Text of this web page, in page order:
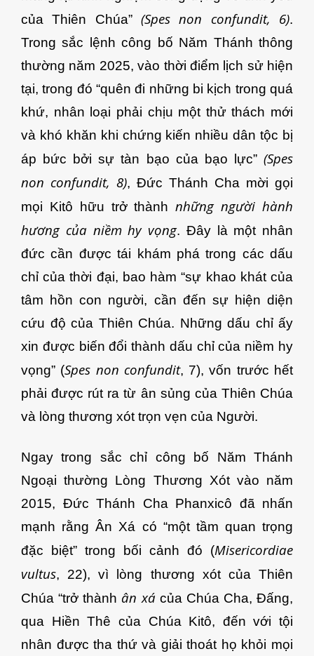
của Thiên Chúa” (Spes non confundit, 6).
Trong sắc lệnh công bố Năm Thánh thông
thường năm 2025, vào thời điểm lịch sử hiện
tại, trong đó “quên đi những bi kịch trong quá
khứ, nhân loại phải chịu một thử thách mới
và khó khăn khi chứng kiến ​​nhiều dân tộc bị
áp bức bởi sự tàn bạo của bạo lực” (Spes
non confundit, 8), Đức Thánh Cha mời gọi
mọi Kitô hữu trở thànhnhững người hành
hương của niềm hy vọng. Đây là một nhân
đức cần được tái khám phá trong các dấu
chỉ của thời đại, bao hàm “sự khao khát của
tâm hồn con người, cần đến sự hiện diện
cứu độ của Thiên Chúa. Những dấu chỉ ấy
xin được biến đổi thành dấu chỉ của niềm hy
vọng” (Spes non confundit, 7), vốn trước hết
phải được rút ra từ ân sủng của Thiên Chúa
và lòng thương xót trọn vẹn của Người.
Ngay trong sắc chỉ công bố Năm Thánh
Ngoại thường Lòng Thương Xót vào năm
2015, Đức Thánh Cha Phanxicô đã nhấn
mạnh rằng Ân Xá có “một tầm quan trọng
đặc biệt” trong bối cảnh đó (Misericordiae
vultus, 22), vì lòng thương xót của Thiên
Chúa “trở thành ân xá của Chúa Cha, Đấng,
qua Hiền Thê của Chúa Kitô, đến với tội
nhân được tha thứ và giải thoát họ khỏi mọi